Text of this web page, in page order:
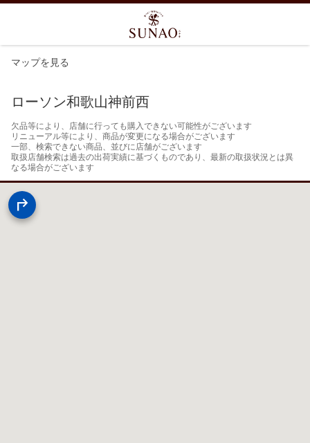
マップを見る
ローソン和歌山神前西
欠品等により、店舗に行っても購入できない可能性がございます
リニューアル等により、商品が変更になる場合がございます
一部、検索できない商品、並びに店舗がございます
取扱店舗検索は過去の出荷実績に基づくものであり、最新の取扱状況とは異
なる場合がございます